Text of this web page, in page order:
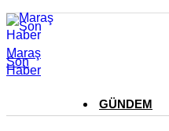
Maraş
Son
Haber
GÜNDEM